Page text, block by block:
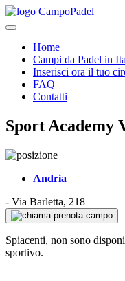
Home
Campi da Padel in
Inserisci ora il tuo
FAQ
Contatti
Sport Academy
Andria
- Via Barletta, 218
prenota campo
Spiacenti, non sono
sportivo.